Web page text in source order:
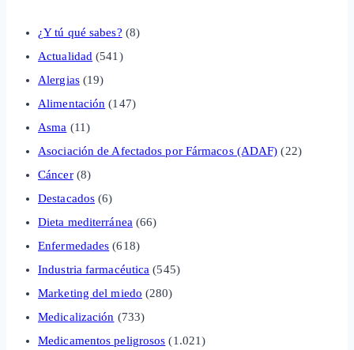
¿Y tú qué sabes? (8)
Actualidad (541)
Alergias(19)
Alimentación (147)
Asma (11)
Asociación de Afectados por Fármacos (ADAF) (22)
Cáncer(8)
Destacados (6)
Dieta mediterránea (66)
Enfermedades (618)
Industria farmacéutica (545)
Marketing del miedo (280)
Medicalización (733)
Medicamentos peligrosos (1.021)